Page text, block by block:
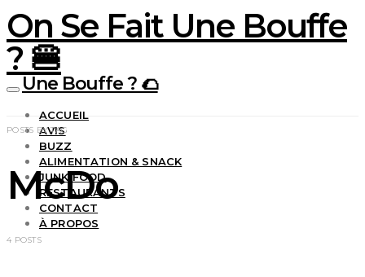
On Se Fait Une Bouffe
? 🍔
Une Bouffe ? 🌮
ACCUEIL
AVIS
BUZZ
ALIMENTATION & SNACK
JUNK FOOD
RESTAURANTS
CONTACT
À PROPOS
POSTS BY TAG
McDo
4 POSTS